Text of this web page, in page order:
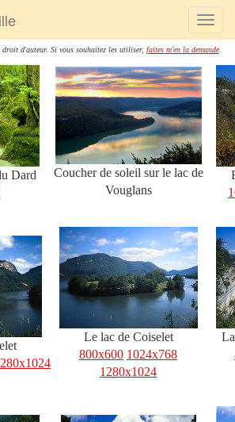
d'auteur. Si vous souhaitez les utiliser, faites m'en la demande.
Dard
Coucher de soleil sur le lac de
Vouglans
Le lac de Coiselet
800x600 1024x768
1280x1024